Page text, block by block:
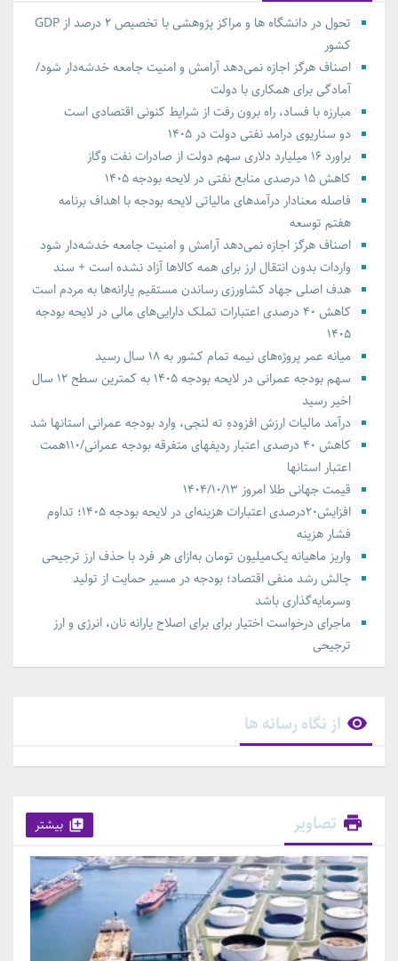
تحول در دانشگاه ها و مراکز پژوهشی با تخصیص ۲ درصد از GDP
کشور
اصناف هرگز اجازه نمی‌دهد آرامش و امنیت جامعه خدشه‌دار شود/
آمادگی برای همکاری با دولت
مبارزه با فساد، راه برون رفت از شرایط کنونی اقتصادی است
دو سناریوی درامد نفتی دولت در ۱۴۰۵
براورد ۱۶ میلیارد دلاری سهم دولت از صادرات نفت وگاز
کاهش ۱۵ درصدی منابع نفتی در لایحه بودجه ۱۴۰۵
فاصله معنادار درآمدهای مالیاتی لایحه بودجه با اهداف برنامه
هفتم توسعه
اصناف هرگز اجازه نمی‌دهد آرامش و امنیت جامعه خدشه‌دار شود
واردات بدون انتقال ارز برای همه کالاها آزاد نشده است + سند
هدف اصلی جهاد کشاورزی رساندن مستقیم یارانه‌ها به مردم است
کاهش ۴۰ درصدی اعتبارات تملک دارایی‌های مالی در لایحه بودجه
۱۴۰۵
میانه عمر پروژه‌های نیمه تمام کشور به ۱۸ سال رسید
سهم بودجه عمرانی در لایحه بودجه ۱۴۰۵ به کمترین سطح ۱۲ سال
اخیر رسید
درآمد مالیات ارزش افزودهِ ته لنجی، وارد بودجه عمرانی استانها شد
کاهش ۴۰ درصدی اعتبار ردیفهای متفرقه بودجه عمرانی/۱۱۰همت
اعتبار استانها
قیمت جهانی طلا امروز ۱۴۰۴/۱۰/۱۳
افزایش۲۰درصدی اعتبارات هزینه‌ای در لایحه بودجه ۱۴۰۵؛ تداوم
فشار هزینه‌
واریز ماهیانه یک‌میلیون تومان به‌ازای هر فرد با حذف ارز ترجیحی
چالش‌ رشد منفی اقتصاد؛ بودجه در مسیر حمایت از تولید
وسرمایه‌گذاری باشد
ماجرای درخواست اختیار برای برای اصلاح یارانه نان، انرژی و ارز
ترجیحی
از نگاه رسانه ها
تصاویر بیشتر